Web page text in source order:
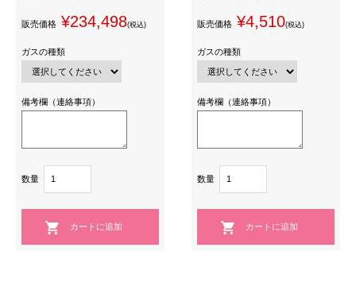
販売価格 ¥234,498(税込)
ガスの種類
備考欄（連絡事項）
数量
販売価格 ¥4,510(税込)
ガスの種類
備考欄（連絡事項）
数量